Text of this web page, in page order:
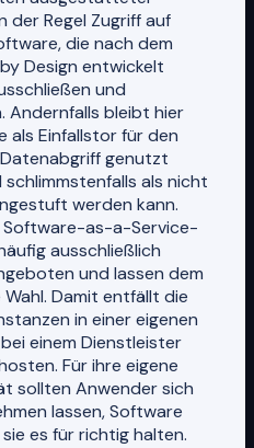
Regel Zugriff auf
die nach dem
Design entwickelt
und
Andernfalls bleibt hier
als Einfallstor für den
genutzt
als nicht
werden kann.
Software-as-a-Service-
ausschließlich
und lassen dem
Damit entfällt die
in einer eigenen
einem Dienstleister
Für ihre eigene
sollten Anwender sich
lassen, Software
es für richtig halten.